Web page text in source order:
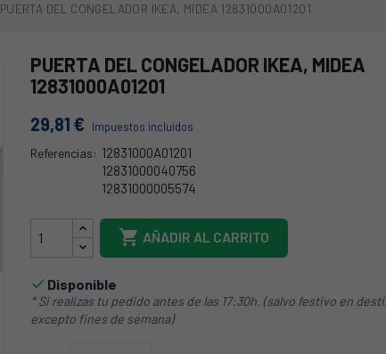
PUERTA DEL CONGELADOR IKEA, MIDEA 12831000A01201
PUERTA DEL CONGELADOR IKEA, MIDEA
12831000A01201
29,81 € Impuestos incluidos
Referencias: 12831000A01201
12831000040756
12831000005574
12831000A0120
 AÑADIR AL CARRITO
 Disponible
* Si realizas tu pedido antes de las 17:30h. (salvo festivo en
excepto fines de semana)